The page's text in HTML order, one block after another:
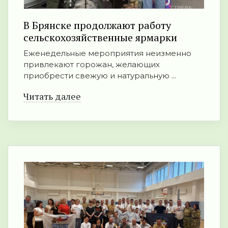
В Брянске продолжают работу
сельскохозяйственные ярмарки
Еженедельные мероприятия неизменно
привлекают горожан, желающих
приобрести свежую и натуральную ...
Читать далее